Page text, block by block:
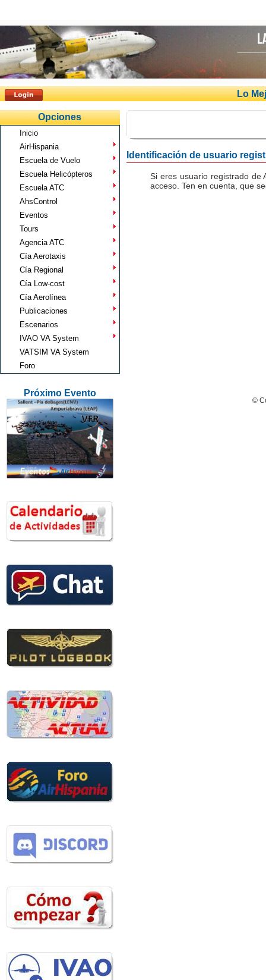
Lo
Opciones
Inicio
AirHispania
Escuela de Vuelo
Escuela Helicópteros
Escuela ATC
AhsControl
Eventos
Tours
Agencia ATC
Cía Aerotaxis
Cía Regional
Cía Low-cost
Cía Aerolínea
Publicaciones
Escenarios
IVAO VA System
VATSIM VA System
Foro
Próximo Evento
Identificación de usuario
Si eres usuario registrado de
acceso. Ten en cuenta, que
©